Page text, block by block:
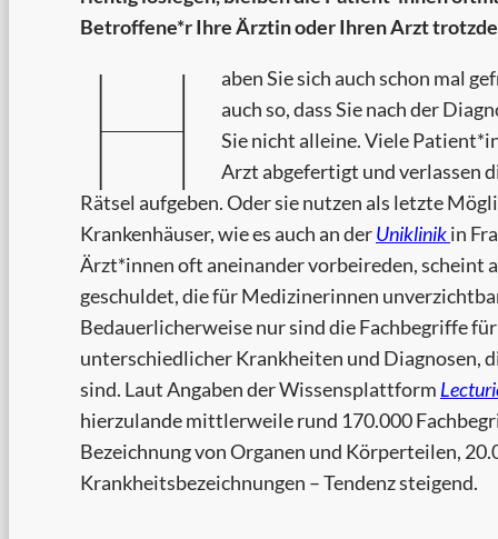
Betroffene*r Ihre Ärztin oder Ihren Arzt
H
aben Sie sich auch schon mal
auch so, dass Sie nach der
Sie nicht alleine. Viele
Arzt abgefertigt und verlassen
Rätsel aufgeben. Oder sie nutzen als letzte
Krankenhäuser, wie es auch an derUniklinikin
Ärzt*innen oft aneinander vorbeireden, scheint
geschuldet, die für Medizinerinnen
Bedauerlicherweise nur sind die Fachbegriffe
unterschiedlicher Krankheiten und Diagnosen,
sind. Laut Angaben der Wissensplattform
hierzulande mittlerweile rund 170.000
Bezeichnung von Organen und Körperteilen,
Krankheitsbezeichnungen – Tendenz steigend.